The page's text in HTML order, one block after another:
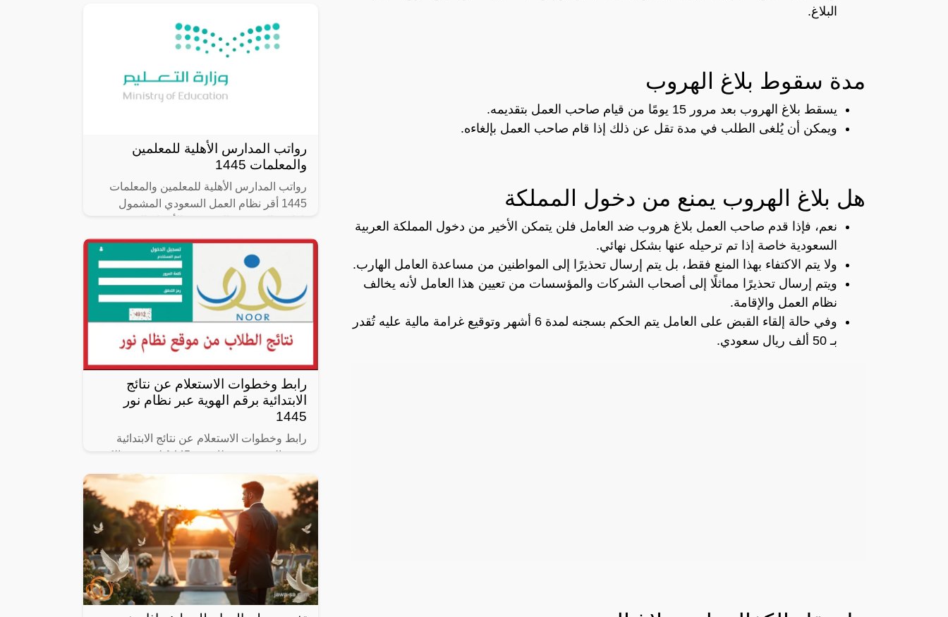
البلاغ.
مدة سقوط بلاغ الهروب
يسقط بلاغ الهروب بعد مرور 15 يومًا من قيام صاحب العمل بتقديمه.
ويمكن أن يُلغى الطلب في مدة تقل عن ذلك إذا قام صاحب العمل بإلغاءه.
هل بلاغ الهروب يمنع من دخول المملكة
نعم، فإذا قدم صاحب العمل بلاغ هروب ضد العامل فلن يتمكن الأخير من دخول المملكة العربية
السعودية خاصة إذا تم ترحيله عنها بشكل نهائي.
ولا يتم الاكتفاء بهذا المنع فقط، بل يتم إرسال تحذيرًا إلى المواطنين من مساعدة العامل الهارب.
ويتم إرسال تحذيرًا مماثلًا إلى أصحاب الشركات والمؤسسات من تعيين هذا العامل لأنه يخالف
نظام العمل والإقامة.
وفي حالة إلقاء القبض على العامل يتم الحكم بسجنه لمدة 6 أشهر وتوقيع غرامة مالية عليه تُقدر
بـ 50 ألف ريال سعودي.
رواتب المدارس الأهلية للمعلمين
والمعلمات 1445
رواتب المدارس الأهلية للمعلمين والمعلمات
1445 أقر نظام العمل السعودي المشمول
رواتب المدارس الأهلية للمعلمين
رابط وخطوات الاستعلام عن نتائج
الابتدائية برقم الهوية عبر نظام نور
1445
رابط وخطوات الاستعلام عن نتائج الابتدائية
برقم الهوية عبر نظام نور 1445 لم يتبقى الكثير
على موعد انطلاق نتائج طلاب مرحلة الابتدائي
في المراحل التعليمية